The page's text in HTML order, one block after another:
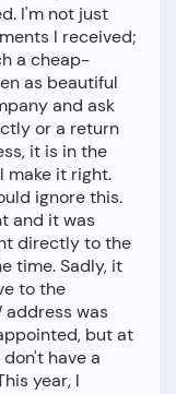
I'm not just
I received;
a cheap-
as beautiful
and ask
or a return
it is in the
make it right.
ignore this.
and it was
directly to the
time. Sadly, it
to the
address was
but at
have a
year, I